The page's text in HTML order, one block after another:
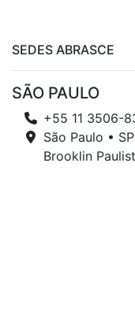
SEDES ABRASCE
SÃO PAULO
+55 11 3506-
São Paulo •
Brooklin